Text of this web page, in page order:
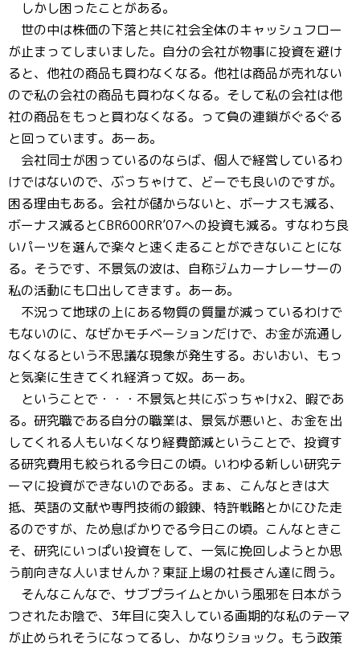
しかし困ったことがある。
世の中は株価の下落と共に社会全体のキャッシュフロー
が止まってしまいました。自分の会社が物事に投資を避け
ると、他社の商品も買わなくなる。他社は商品が売れない
ので私の会社の商品も買わなくなる。そして私の会社は他
社の商品をもっと買わなくなる。って負の連鎖がぐるぐる
と回っています。あーあ。
会社同士が困っているのならば、個人で経営しているわ
けではないので、ぶっちゃけて、どーでも良いのですが。
困る理由もある。会社が儲からないと、ボーナスも減る、
ボーナス減るとCBR600RR’07への投資も減る。すなわち良
いパーツを選んで楽々と速く走ることができないことにな
る。そうです、不景気の波は、自称ジムカーナレーサーの
私の活動にも口出してきます。あーあ。
不況って地球の上にある物質の質量が減っているわけで
もないのに、なぜかモチベーションだけで、お金が流通し
なくなるという不思議な現象が発生する。おいおい、もっ
と気楽に生きてくれ経済って奴。あーあ。
ということで・・・不景気と共にぶっちゃけx2、暇であ
る。研究職である自分の職業は、景気が悪いと、お金を出
してくれる人もいなくなり経費節減ということで、投資す
る研究費用も絞られる今日この頃。いわゆる新しい研究テ
ーマに投資ができないのである。まぁ、こんなときは大
抵、英語の文献や専門技術の鍛錬、特許戦略とかにひた走
るのですが、ため息ばかりでる今日この頃。こんなときこ
そ、研究にいっぱい投資をして、一気に挽回しようとか思
う前向きな人いませんか？東証上場の社長さん達に問う。
そんなこんなで、サブプライムとかいう風邪を日本がう
つされたお陰で、3年目に突入している画期的な私のテーマ
が止められそうになってるし、かなりショック。もう政策